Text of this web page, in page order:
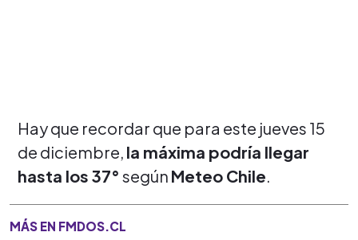
Hay que recordar que para este jueves 15
de diciembre, la máxima podría llegar
hasta los 37° según Meteo Chile.
MÁS EN FMDOS.CL